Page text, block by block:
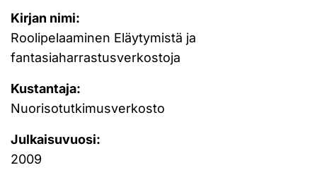
Kirjan nimi:
Roolipelaaminen Eläytymistä ja
fantasiaharrastusverkostoja
Kustantaja:
Nuorisotutkimusverkosto
Julkaisuvuosi:
2009